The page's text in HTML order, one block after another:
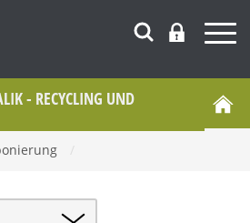
- RECYCLING UND